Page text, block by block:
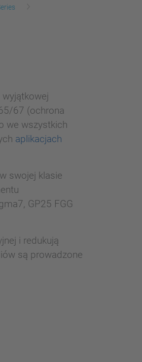
67 (ochrona
we wszystkich
aplikacjach
swojej klasie
GP25 FGG
i redukują
są prowadzone